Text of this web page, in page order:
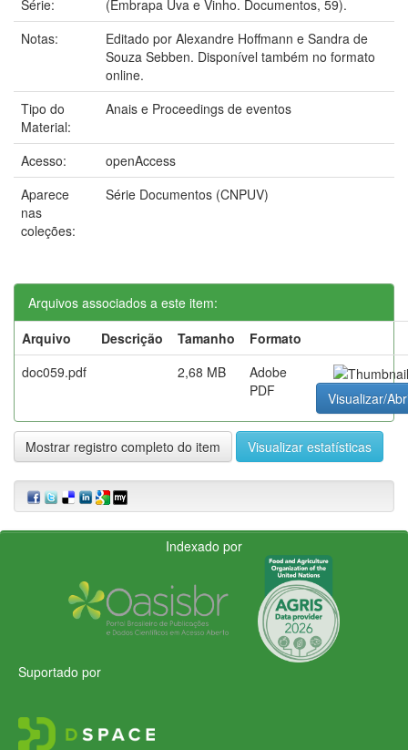
Série:
(Embrapa Uva e Vinho. Documentos, 59).
Notas:
Editado por Alexandre Hoffmann e Sandra de
Souza Sebben. Disponível também no formato
online.
Tipo do
Material:
Anais e Proceedings de eventos
Acesso:
openAccess
Aparece
nas
coleções:
Série Documentos (CNPUV)
Arquivos associados a este item:
Arquivo
Descrição Tamanho
Formato
doc059.pdf
2,68 MB
Adobe
PDF
Visualizar/
Mostrar registro completo do item Visualizar estatísticas
Indexado por
Suportado por